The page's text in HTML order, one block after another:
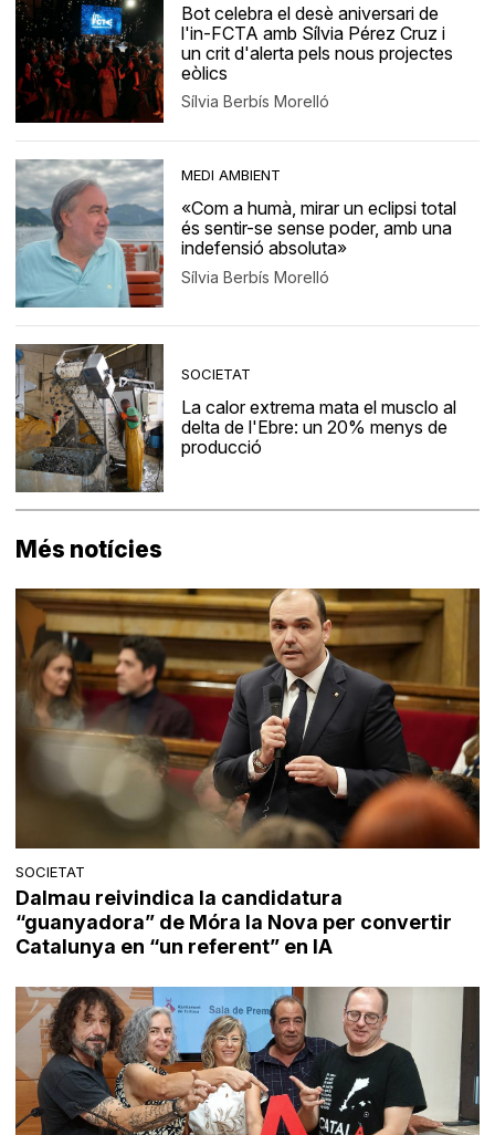
Bot celebra el desè aniversari de
l'in-FCTA amb Sílvia Pérez Cruz i
un crit d'alerta pels nous projectes
eòlics
Sílvia Berbís Morelló
MEDI AMBIENT
«Com a humà, mirar un eclipsi total
és sentir-se sense poder, amb una
indefensió absoluta»
Sílvia Berbís Morelló
SOCIETAT
La calor extrema mata el musclo al
delta de l'Ebre: un 20% menys de
producció
Més notícies
SOCIETAT
Dalmau reivindica la candidatura
“guanyadora” de Móra la Nova per convertir
Catalunya en “un referent” en IA